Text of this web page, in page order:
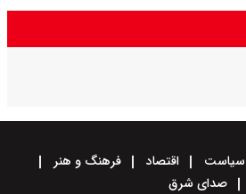
سیاست اقتصاد
فرهنگ و هنر
صدای شرق